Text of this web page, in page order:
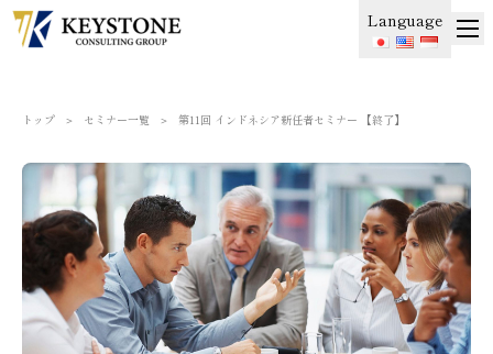
Language
トップ ＞ セミナー一覧 ＞ 第11回 インドネシア新任者セミナー 【終了】